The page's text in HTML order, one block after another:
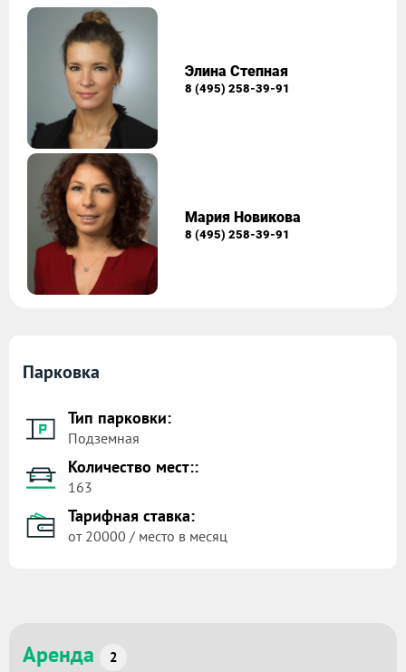
Элина Степная
8 (495) 258-39-91
Мария Новикова
8 (495) 258-39-91
Парковка
Тип парковки:
Подземная
Количество мест::
163
Тарифная ставка:
от 20000 / место в месяц
Аренда 2